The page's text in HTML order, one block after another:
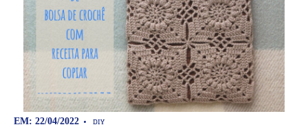
EM: 22/04/2022 DIY